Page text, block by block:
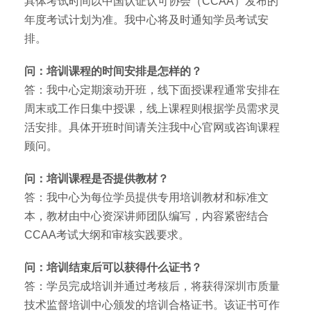
年度考试计划为准。我中心将及时通知学员考试安
排。
问：培训课程的时间安排是怎样的？
答：我中心定期滚动开班，线下面授课程通常安排在
周末或工作日集中授课，线上课程则根据学员需求灵
活安排。具体开班时间请关注我中心官网或咨询课程
顾问。
问：培训课程是否提供教材？
答：我中心为每位学员提供专用培训教材和标准文
本，教材由中心资深讲师团队编写，内容紧密结合
CCAA考试大纲和审核实践要求。
问：培训结束后可以获得什么证书？
答：学员完成培训并通过考核后，将获得深圳市质量
技术监督培训中心颁发的培训合格证书。该证书可作